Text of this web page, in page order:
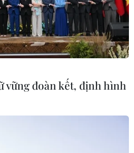
Xem thêm
XÃ VIỆT NAM
DUẨN
THỊ TÁM, KHÚC THANH
vững đoàn kết, định hình